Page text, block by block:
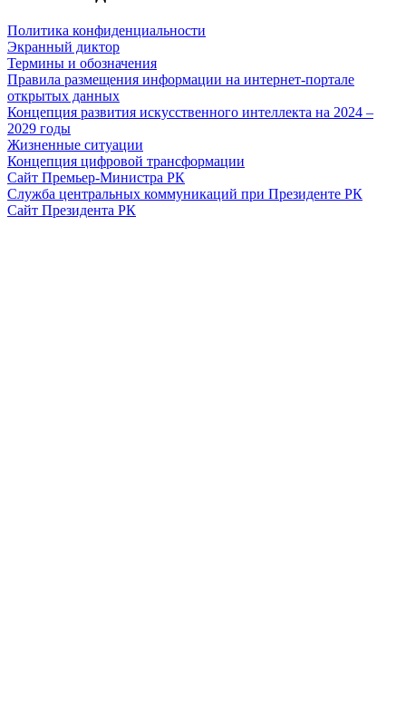
Политика конфиденциальности
Экранный диктор
Термины и обозначения
Правила размещения информации на интернет-портале
открытых данных
Концепция развития искусственного интеллекта на 2024 –
2029 годы
Жизненные ситуации
Концепция цифровой трансформации
Сайт Премьер-Министра РК
Служба центральных коммуникаций при Президенте РК
Сайт Президента РК